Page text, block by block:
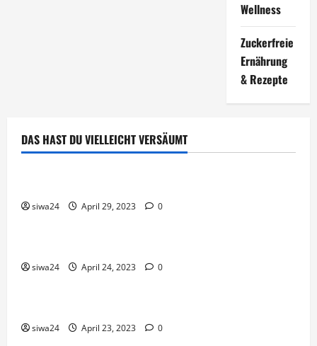
Wellness
Zuckerfreie
Ernährung
& Rezepte
DAS HAST DU VIELLEICHT VERSÄUMT
Brot & Brötchen
siwa24 April 29, 2023 0
Pfannen-Gerichte Rezepte
siwa24 April 24, 2023 0
Brot & Brötchen
siwa24 April 23, 2023 0
Brot & Brötchen